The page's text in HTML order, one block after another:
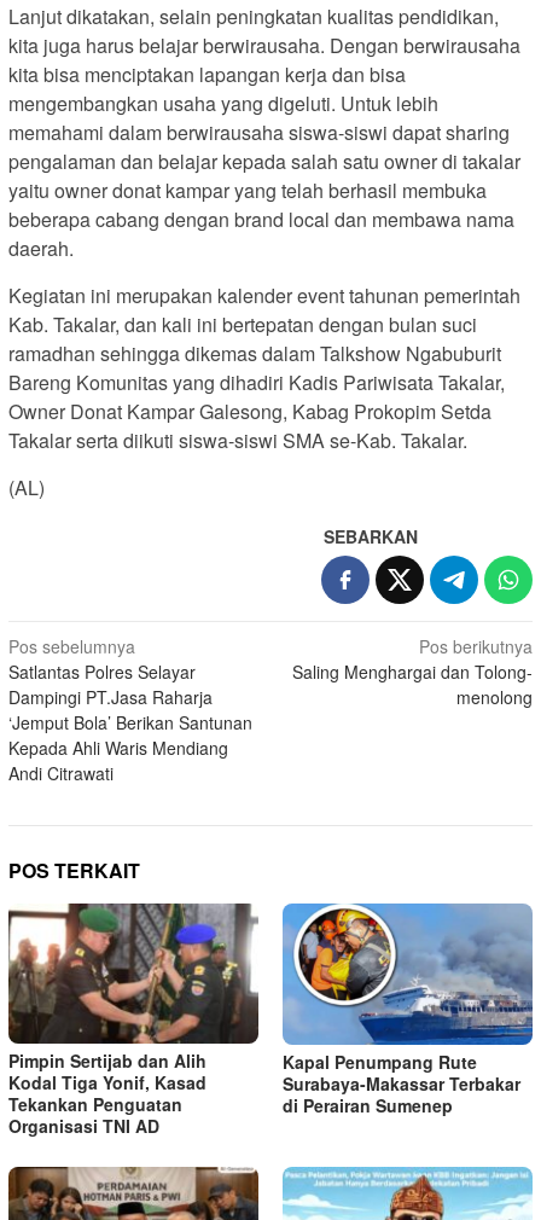
Lanjut dikatakan, selain peningkatan kualitas pendidikan,
kita juga harus belajar berwirausaha. Dengan berwirausaha
kita bisa menciptakan lapangan kerja dan bisa
mengembangkan usaha yang digeluti. Untuk lebih
memahami dalam berwirausaha siswa-siswi dapat sharing
pengalaman dan belajar kepada salah satu owner di takalar
yaitu owner donat kampar yang telah berhasil membuka
beberapa cabang dengan brand local dan membawa nama
daerah.
Kegiatan ini merupakan kalender event tahunan pemerintah
Kab. Takalar, dan kali ini bertepatan dengan bulan suci
ramadhan sehingga dikemas dalam Talkshow Ngabuburit
Bareng Komunitas yang dihadiri Kadis Pariwisata Takalar,
Owner Donat Kampar Galesong, Kabag Prokopim Setda
Takalar serta diikuti siswa-siswi SMA se-Kab. Takalar.
(AL)
SEBARKAN
Navigasi
pos
Pos sebelumnya
Satlantas Polres Selayar
Dampingi PT.Jasa Raharja
‘Jemput Bola’ Berikan Santunan
Kepada Ahli Waris Mendiang
Andi Citrawati
Pos berikutnya
Saling Menghargai dan Tolong-
menolong
POS TERKAIT
Pimpin Sertijab dan Alih
Kodal Tiga Yonif, Kasad
Tekankan Penguatan
Organisasi TNI AD
Kapal Penumpang Rute
Surabaya-Makassar Terbakar
di Perairan Sumenep